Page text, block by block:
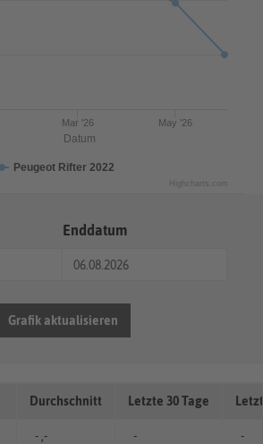
Datum
Peugeot Rifter 2022
Mar '26 May '26
Highcharts.com
Enddatum
Grafik aktualisieren
Durchschnitt Letzte 30 Tage
- ,- - -